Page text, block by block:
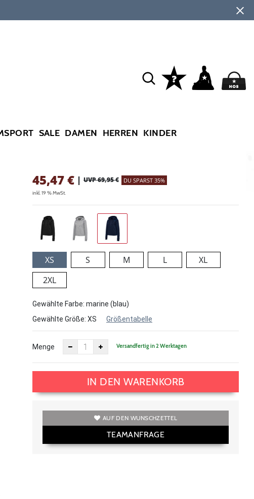
SALE DAMEN HERREN KINDER
45,47€ | UVP 69,95 € DU SPARST 35%
inkl. 19 % MwSt.
XS S M L
XL
2XL
Gewählte Farbe: marine (blau)
Gewählte Größe: XS Größentabelle
Menge Versandfertig in 2 Werktagen
IN DEN WARENKORB
AUF DEN WUNSCHZETTEL
TEAMANFRAGE